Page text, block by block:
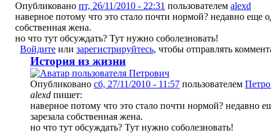
Опубликовано пт, 26/11/2010 - 22:31 пользователем alexd
наверное потому что это стало почти нормой? недавно еще
собственная жена.
но что тут обсуждать? Тут нужно соболезновать!
Войдите или зарегистрируйтесь, чтобы отправлять
История из жизни
Опубликовано сб, 27/11/2010 - 11:57 пользователем
alexd пишет:
наверное потому что это стало почти нормой? недавно
зарезала собственная жена.
но что тут обсуждать? Тут нужно соболезновать!